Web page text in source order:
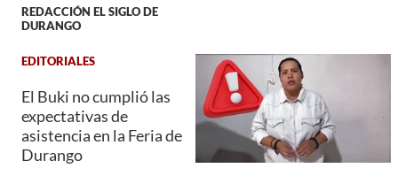
REDACCIÓN EL SIGLO DE
DURANGO
EDITORIALES
El Buki no cumplió las
expectativas de
asistencia en la Feria de
Durango